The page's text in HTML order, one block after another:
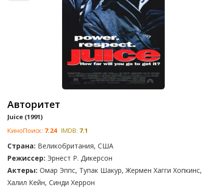
Авторитет
Juice (1991)
КиноПоиск: 7.24 IMDB: 7.1
Страна: Великобритания, США
Режиссер: Эрнест Р. Дикерсон
Актеры: Омар Эппс, Тупак Шакур, Жермен Хагги Хопкинс,
Халил Кейн, Синди Херрон